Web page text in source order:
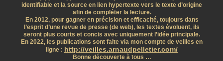
identifiable et la source en lien hypertexte vers le texte d’origine
afin de compléter la lecture.
En 2012, pour gagner en précision et efficacité, toujours dans
l’esprit d’une revue de presse (de web), les textes évoluent, ils
seront plus courts et concis avec uniquement l’idée principale.
En 2022, les publications sont faite via mon compte de veilles en
ligne : http://veilles.arnaudpelletier.com/
Bonne découverte à tous …